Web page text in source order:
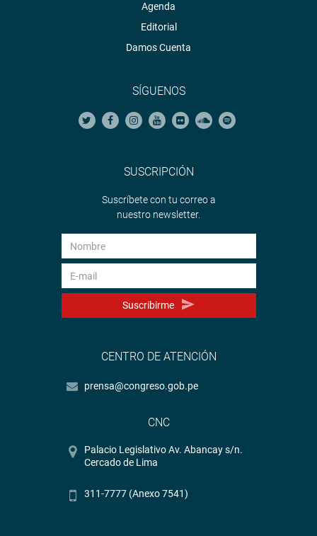
Agenda
Editorial
Damos Cuenta
SÍGUENOS
SUSCRIPCIÓN
Suscríbete con tu correo a
nuestro newsletter.
Suscribirme
CENTRO DE ATENCIÓN
prensa@congreso.gob.pe
CNC
Palacio Legislativo Av. Abancay s/n.
Cercado de Lima
311-7777 (Anexo 7541)